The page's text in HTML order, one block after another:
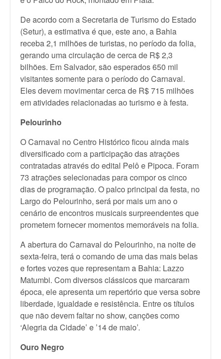
De acordo com a Secretaria de Turismo do Estado
(Setur), a estimativa é que, este ano, a Bahia
receba 2,1 milhões de turistas, no período da folia,
gerando uma circulação de cerca de R$ 2,3
bilhões. Em Salvador, são esperados 650 mil
visitantes somente para o período do Carnaval.
Eles devem movimentar cerca de R$ 715 milhões
em atividades relacionadas ao turismo e à festa.
Pelourinho
O Carnaval no Centro Histórico ficou ainda mais
diversificado com a participação das atrações
contratadas através do edital Pelô e Pipoca. Foram
73 atrações selecionadas para compor os cinco
dias de programação. O palco principal da festa, no
Largo do Pelourinho, será por mais um ano o
cenário de encontros musicais surpreendentes que
prometem fornecer momentos memoráveis na folia.
A abertura do Carnaval do Pelourinho, na noite de
sexta-feira, terá o comando de uma das mais belas
e fortes vozes que representam a Bahia: Lazzo
Matumbi. Com diversos clássicos que marcaram
época, ele apresenta um repertório que versa sobre
liberdade, igualdade e resistência. Entre os títulos
que não devem faltar no show, canções como
‘Alegria da Cidade’ e ’14 de maio’.
Ouro Negro